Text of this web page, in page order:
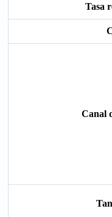
Tasa
Canal